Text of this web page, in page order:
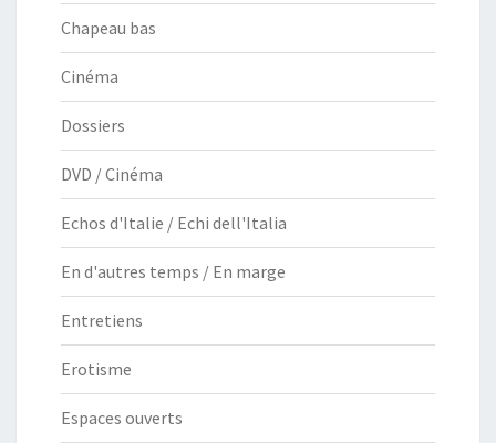
Chapeau bas
Cinéma
Dossiers
DVD / Cinéma
Echos d'Italie / Echi dell'Italia
En d'autres temps / En marge
Entretiens
Erotisme
Espaces ouverts